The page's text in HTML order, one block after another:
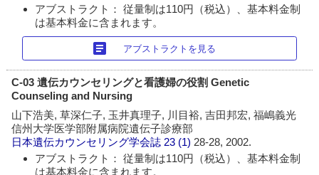
アブストラクト： 従量制は110円（税込）、基本料金制
は基本料金に含まれます。
article アブストラクトを見る
C-03 遺伝カウンセリングと看護婦の役割 Genetic
Counseling and Nursing
山下浩美, 草深仁子, 玉井真理子, 川目裕, 吉田邦宏, 福嶋義光
信州大学医学部附属病院遺伝子診療部
日本遺伝カウンセリング学会誌 23 (1) 28-28, 2002.
アブストラクト： 従量制は110円（税込）、基本料金制
は基本料金に含まれます。